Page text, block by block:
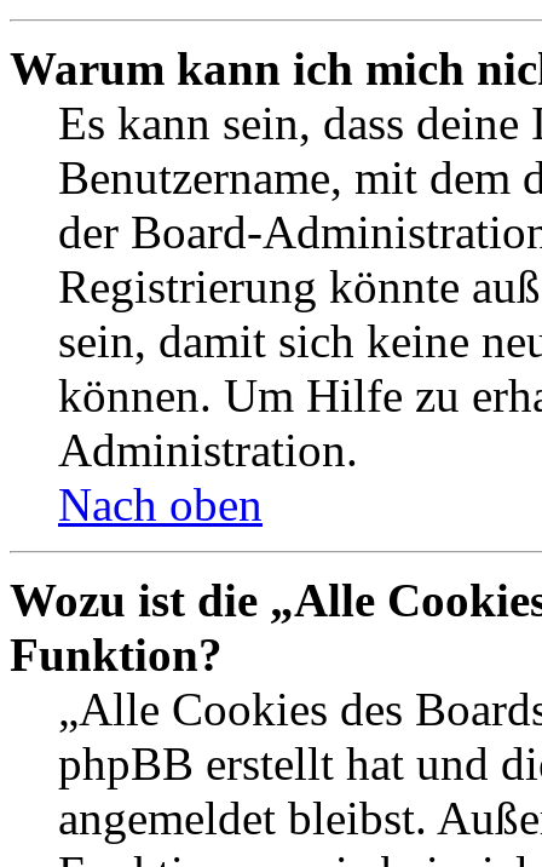
Warum kann ich mich
Es kann sein, dass
Benutzername, mit dem
der Board-
Registrierung könnte
sein, damit sich keine
können. Um Hilfe zu
Administration.
Nach oben
Wozu ist die „Alle
Funktion?
„Alle Cookies des
phpBB erstellt hat und
angemeldet bleibst.